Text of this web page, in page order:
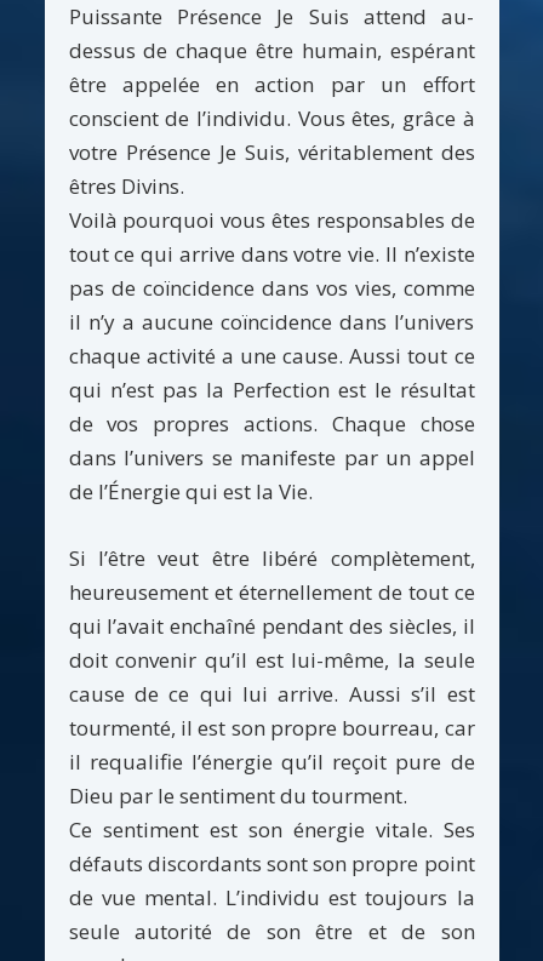
Puissante Présence Je Suis attend au-
dessus de chaque être humain, espérant
être appelée en action par un effort
conscient de l’individu. Vous êtes, grâce à
votre Présence Je Suis, véritablement des
êtres Divins.
Voilà pourquoi vous êtes responsables de
tout ce qui arrive dans votre vie. Il n’existe
pas de coïncidence dans vos vies, comme
il n’y a aucune coïncidence dans l’univers
chaque activité a une cause. Aussi tout ce
qui n’est pas la Perfection est le résultat
de vos propres actions. Chaque chose
dans l’univers se manifeste par un appel
de l’Énergie qui est la Vie.
Si l’être veut être libéré complètement,
heureusement et éternellement de tout ce
qui l’avait enchaîné pendant des siècles, il
doit convenir qu’il est lui-même, la seule
cause de ce qui lui arrive. Aussi s’il est
tourmenté, il est son propre bourreau, car
il requalifie l’énergie qu’il reçoit pure de
Dieu par le sentiment du tourment.
Ce sentiment est son énergie vitale. Ses
défauts discordants sont son propre point
de vue mental. L’individu est toujours la
seule autorité de son être et de son